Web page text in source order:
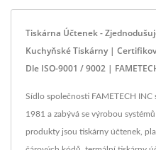
Tiskárna Účtenek -
Kuchyňské Tiskárny |
Dle ISO-9001 / 9002 |
Sídlo společnosti FAMETECH
1981 a zabývá se výrobou
produkty jsou tiskárny účtenek,